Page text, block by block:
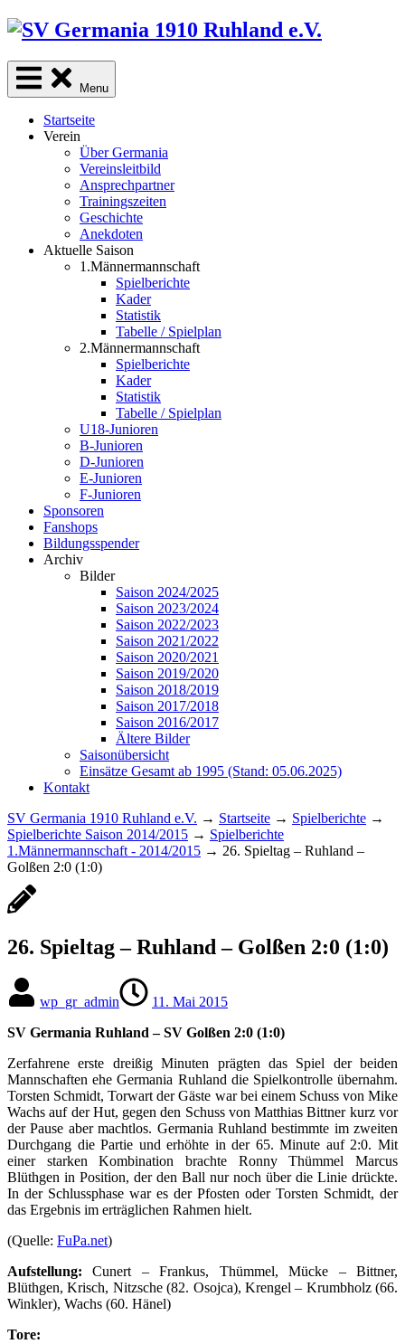
Skip
content
Menu
Startseite
Verein
Über Germania
Vereinsleitbild
Ansprechpartner
Trainingszeiten
Geschichte
Anekdoten
Aktuelle Saison
1.Männermannschaft
Spielberichte
Kader
Statistik
Tabelle / Spielplan
2.Männermannschaft
Spielberichte
Kader
Statistik
Tabelle / Spielplan
U18-Junioren
B-Junioren
D-Junioren
E-Junioren
F-Junioren
Sponsoren
Fanshops
Bildungsspender
Archiv
Bilder
Saison 2024/2025
Saison 2023/2024
Saison 2022/2023
Saison 2021/2022
Saison 2020/2021
Saison 2019/2020
Saison 2018/2019
Saison 2017/2018
Saison 2016/2017
Ältere Bilder
Saisonübersicht
Einsätze Gesamt ab 1995 (Stand: 05.06.2025)
Kontakt
SV Germania 1910 Ruhland e.V. → Startseite → Spielberichte →
Spielberichte Saison 2014/2015 → Spielberichte
1.Männermannschaft - 2014/2015 → 26. Spieltag – Ruhland –
Golßen 2:0 (1:0)
26. Spieltag – Ruhland – Golßen 2:0 (1:0)
wp_gr_admin
11. Mai 2015
SV Germania Ruhland – SV Golßen 2:0 (1:0)
Zerfahrene erste dreißig Minuten prägten das Spiel der beiden
Mannschaften ehe Germania Ruhland die Spielkontrolle übernahm.
Torsten Schmidt, Torwart der Gäste war bei einem Schuss von Mike
Wachs auf der Hut, gegen den Schuss von Matthias Bittner kurz vor
der Pause aber machtlos. Germania Ruhland bestimmte im zweiten
Durchgang die Partie und erhöhte in der 65. Minute auf 2:0. Mit
einer starken Kombination brachte Ronny Thümmel Marcus
Blüthgen in Position, der den Ball nur noch über die Linie drückte.
In der Schlussphase war es der Pfosten oder Torsten Schmidt, der
das Ergebnis im erträglichen Rahmen hielt.
(Quelle: FuPa.net)
Aufstellung: Cunert – Frankus, Thümmel, Mücke – Bittner,
Blüthgen, Krisch, Nitzsche (82. Osojca), Krengel – Krumbholz (66.
Winkler), Wachs (60. Hänel)
Tore: